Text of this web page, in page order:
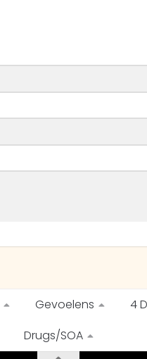
Gevoelens 4
Drugs/SOA